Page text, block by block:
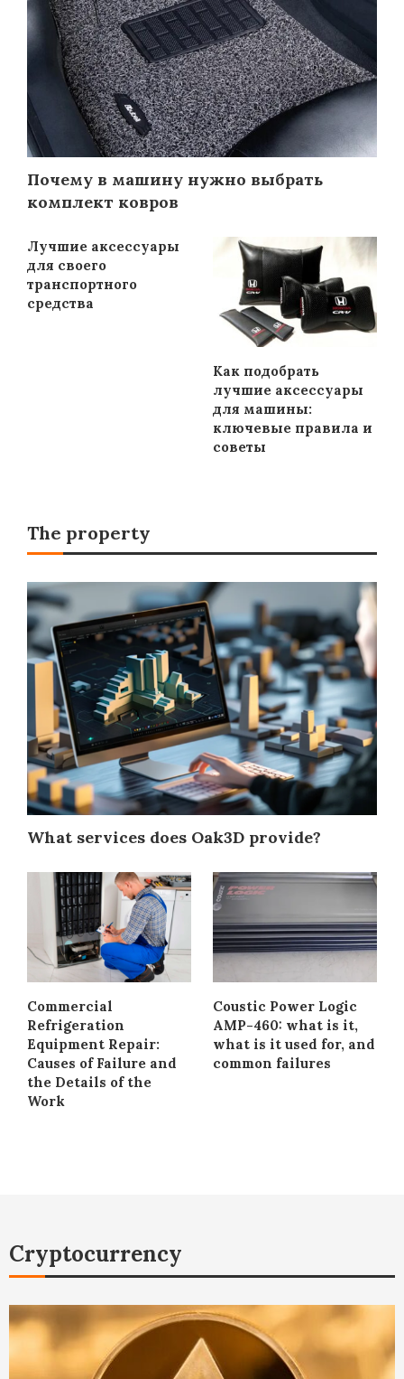
Почему в машину нужно выбрать
комплект ковров
Лучшие аксессуары
для своего
транспортного
средства
Как подобрать
лучшие аксессуары
для машины:
ключевые правила и
советы
The property
What services does Oak3D provide?
Commercial
Refrigeration
Equipment Repair:
Causes of Failure and
the Details of the
Work
Coustic Power Logic
AMP-460: what is it,
what is it used for, and
common failures
Cryptocurrency